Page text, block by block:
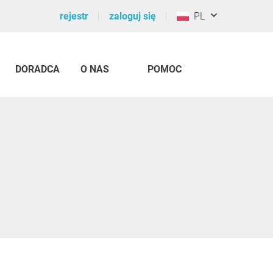
rejestr zaloguj się PL
DORADCA O NAS POMOC